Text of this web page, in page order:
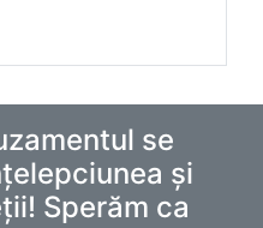
se
și
Sperăm ca